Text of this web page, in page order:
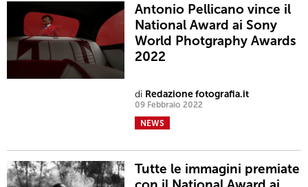
Antonio Pellicano vince il
National Award ai Sony
World Photgraphy Awards
2022
di Redazione fotografia.it
09 Febbraio 2022
NEWS
Tutte le immagini premiate